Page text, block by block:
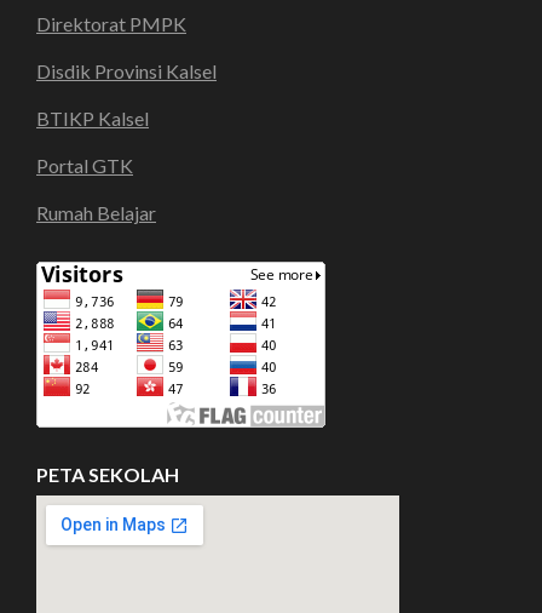
Direktorat PMPK
Disdik Provinsi Kalsel
BTIKP Kalsel
Portal GTK
Rumah Belajar
PETA SEKOLAH